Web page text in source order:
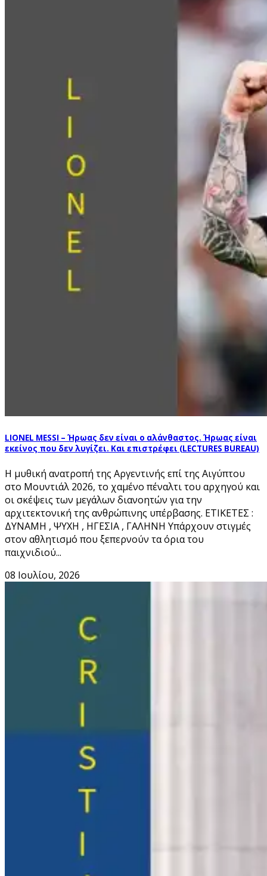
LIONEL MESSI – Ήρωας δεν είναι ο αλάνθαστος. Ήρωας είναι
εκείνος που δεν λυγίζει. Και επιστρέφει (LECTURES BUREAU)
Η μυθική ανατροπή της Αργεντινής επί της Αιγύπτου
στο Μουντιάλ 2026, το χαμένο πέναλτι του αρχηγού και
οι σκέψεις των μεγάλων διανοητών για την
αρχιτεκτονική της ανθρώπινης υπέρβασης. ΕΤΙΚΕΤΕΣ :
ΔΥΝΑΜΗ , ΨΥΧΗ , ΗΓΕΣΙΑ , ΓΑΛΗΝΗ Υπάρχουν στιγμές
στον αθλητισμό που ξεπερνούν τα όρια του
παιχνιδιού...
08 Ιουλίου, 2026